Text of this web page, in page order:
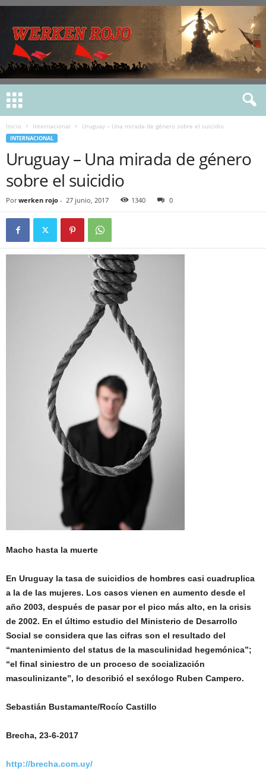
Inicio Internacional Uruguay – Una mirada de género sobre el suicidio
INTERNACIONAL
Uruguay – Una mirada de género
sobre el suicidio
Por werken rojo - 27 junio, 2017 1340 0
Macho hasta la muerte
En Uruguay la tasa de suicidios de hombres casi cuadruplica
a la de las mujeres. Los casos vienen en aumento desde el
año 2003, después de pasar por el pico más alto, en la crisis
de 2002. En el último estudio del Ministerio de Desarrollo
Social se considera que las cifras son el resultado del
“mantenimiento del status de la masculinidad hegemónica”;
“el final siniestro de un proceso de socialización
masculinizante”, lo describió el sexólogo Ruben Campero.
Sebastián Bustamante/Rocío Castillo
Brecha, 23-6-2017
http://brecha.com.uy/